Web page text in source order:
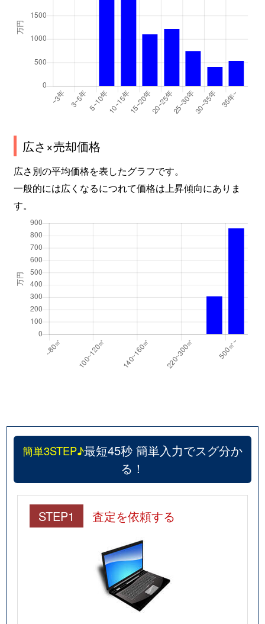
広さ×売却価格
広さ別の平均価格を表したグラフです。
一般的には広くなるにつれて価格は上昇傾向にありま
す。
簡単3STEP♪最短45秒 簡単入力でスグ分か
る！
STEP1 査定を依頼する